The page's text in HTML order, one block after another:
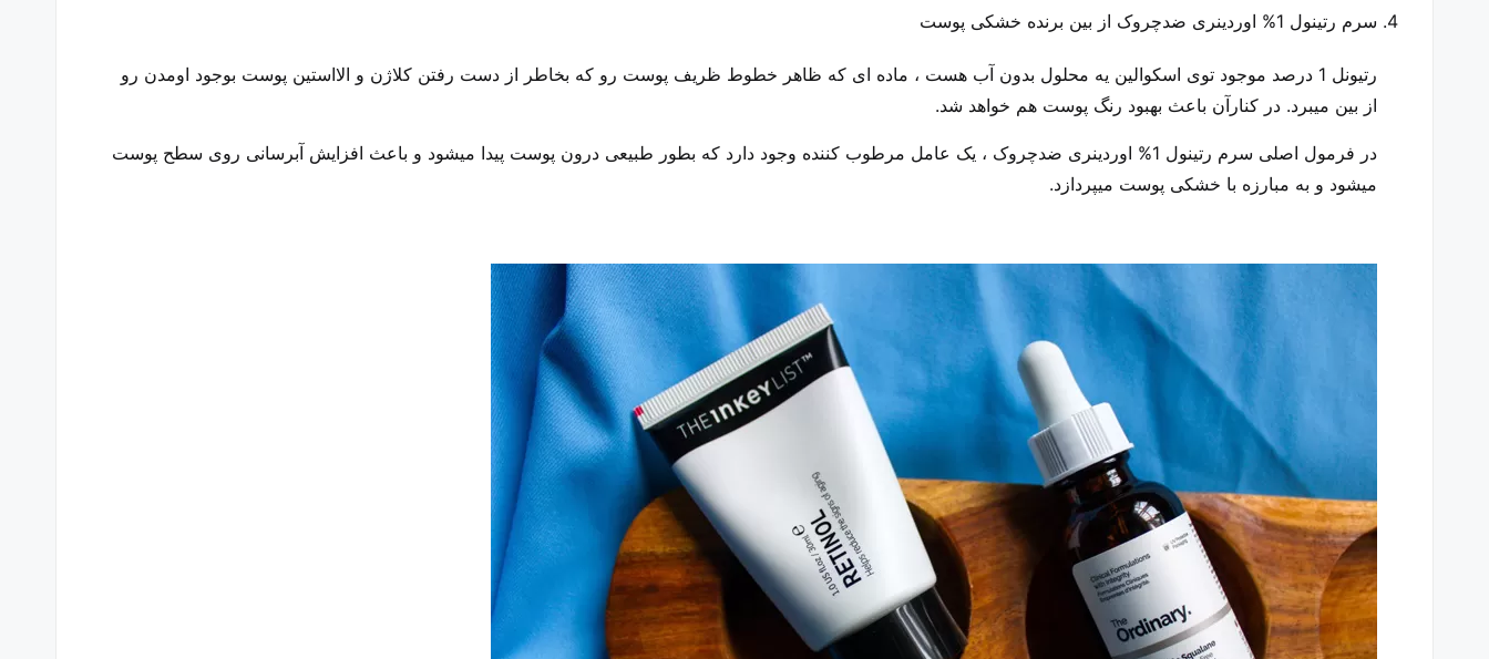
سرم رتینول 1% اوردینری ضدچروک از بین برنده خشکی پوست
رتیونل 1 درصد موجود توی اسکوالین یه محلول بدون آب هست ، ماده ای که ظاهر خطوط ظریف پوست رو که بخاطر از دست رفتن کلاژن و الااستین پوست بوجود اومدن رو
از بین میبرد. در کنارآن باعث بهبود رنگ پوست هم خواهد شد.
در فرمول اصلی سرم رتینول 1% اوردینری ضدچروک ، یک عامل مرطوب کننده وجود دارد که بطور طبیعی درون پوست پیدا میشود و باعث افزایش آبرسانی روی سطح پوست
میشود و به مبارزه با خشکی پوست میپردازد.